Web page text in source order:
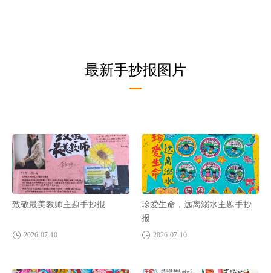
最新手抄报图片
致敬最美教师主题手抄报
2026-07-10
珍爱生命，远离溺水主题手抄
报
2026-07-10